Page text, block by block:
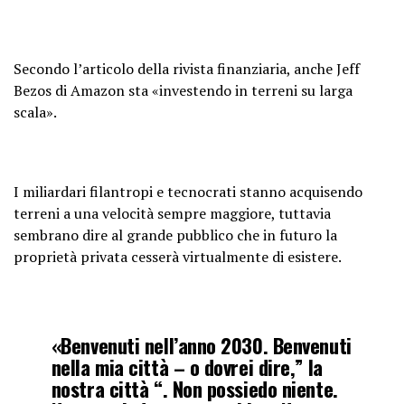
Secondo l’articolo della rivista finanziaria, anche Jeff
Bezos di Amazon sta «investendo in terreni su larga
scala».
I miliardari filantropi e tecnocrati stanno acquisendo
terreni a una velocità sempre maggiore, tuttavia
sembrano dire al grande pubblico che in futuro la
proprietà privata cesserà virtualmente di esistere.
«Benvenuti nell’anno 2030. Benvenuti
nella mia città – o dovrei dire,” la
nostra città “. Non possiedo niente.